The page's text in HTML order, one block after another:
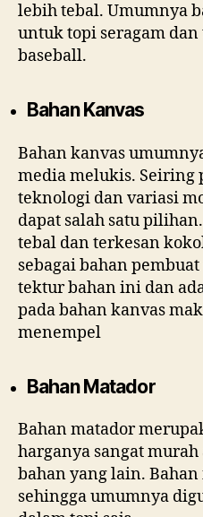
lebih tebal. Umumnya
untuk topi seragam
baseball.
Bahan Kanvas
Bahan kanvas
media melukis. Seiring
teknologi dan variasi
dapat salah satu
tebal dan terkesan
sebagai bahan
tektur bahan ini dan
pada bahan kanvas
menempel
Bahan Matador
Bahan matador
harganya sangat
bahan yang lain.
sehingga umumnya